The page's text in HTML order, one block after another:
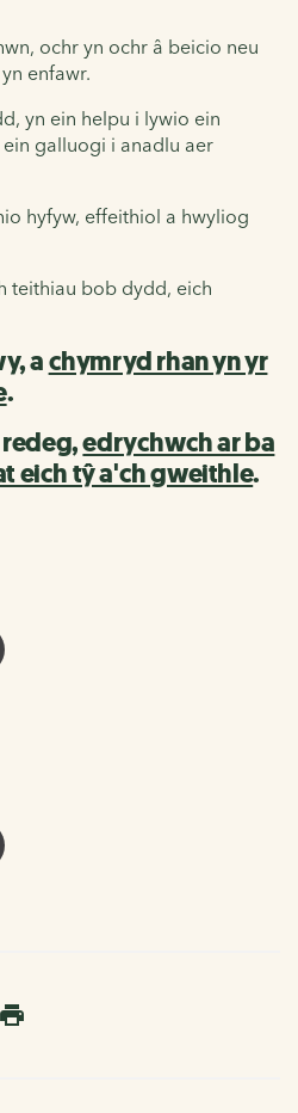
ochr yn ochr â beicio neu
enfawr.
yn ein helpu i lywio ein
galluogi i anadlu aer
hyfyw, effeithiol a hwyliog
teithiau bob dydd, eich
achymryd rhan yn yr
.
redeg,edrychwch ar ba
eich tŷ a'ch gweithle.